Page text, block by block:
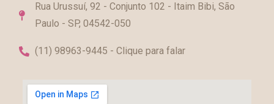
Rua Urussuí, 92 - Conjunto 102 - Itaim Bibi, São
Paulo - SP, 04542-050
(11) 98963-9445 - Clique para falar